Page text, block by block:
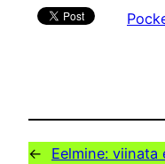
← Eelmine: viinata